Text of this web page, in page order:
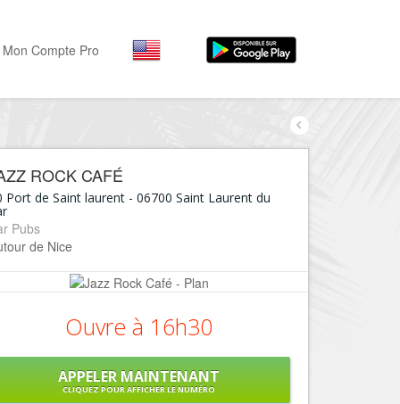
Hôtels, ...
Restaurants, ...
Commerces
Loisirs
Plages, sports, ...
Par quartiers
Nice Promenade du
Nice la plaine du Var
Mon Compte Pro
ROCK CAFÉ
Port de Saint laurent - 06700 Saint Laurent du
Pubs
de Nice
Ouvre à 16h30
APPELER MAINTENANT
CLIQUEZ POUR AFFICHER LE NUMÉRO